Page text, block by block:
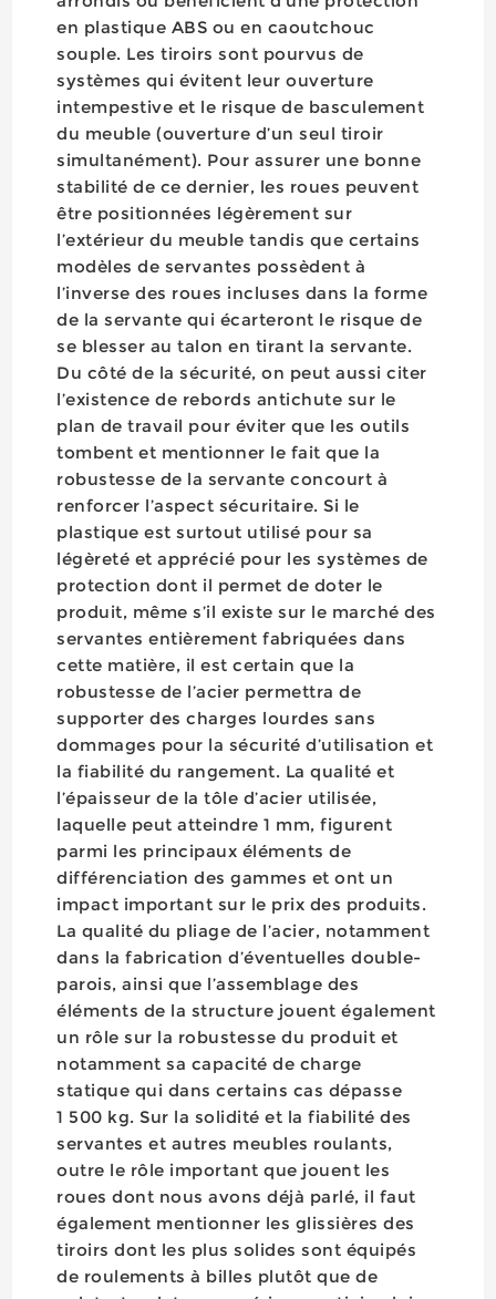
en plastique ABS ou en caoutchouc
souple. Les tiroirs sont pourvus de
systèmes qui évitent leur ouverture
intempestive et le risque de basculement
du meuble (ouverture d’un seul tiroir
simultanément). Pour assurer une bonne
stabilité de ce dernier, les roues peuvent
être positionnées légèrement sur
l’extérieur du meuble tandis que certains
modèles de servantes possèdent à
l’inverse des roues incluses dans la forme
de la servante qui écarteront le risque de
se blesser au talon en tirant la servante.
Du côté de la sécurité, on peut aussi citer
l’existence de rebords antichute sur le
plan de travail pour éviter que les outils
tombent et mentionner le fait que la
robustesse de la servante concourt à
renforcer l’aspect sécuritaire. Si le
plastique est surtout utilisé pour sa
légèreté et apprécié pour les systèmes de
protection dont il permet de doter le
produit, même s’il existe sur le marché des
servantes entièrement fabriquées dans
cette matière, il est certain que la
robustesse de l’acier permettra de
supporter des charges lourdes sans
dommages pour la sécurité d’utilisation et
la fiabilité du rangement. La qualité et
l’épaisseur de la tôle d’acier utilisée,
laquelle peut atteindre 1 mm, figurent
parmi les principaux éléments de
différenciation des gammes et ont un
impact important sur le prix des produits.
La qualité du pliage de l’acier, notamment
dans la fabrication d’éventuelles double-
parois, ainsi que l’assemblage des
éléments de la structure jouent également
un rôle sur la robustesse du produit et
notamment sa capacité de charge
statique qui dans certains cas dépasse
1 500 kg. Sur la solidité et la fiabilité des
servantes et autres meubles roulants,
outre le rôle important que jouent les
roues dont nous avons déjà parlé, il faut
également mentionner les glissières des
tiroirs dont les plus solides sont équipés
de roulements à billes plutôt que de